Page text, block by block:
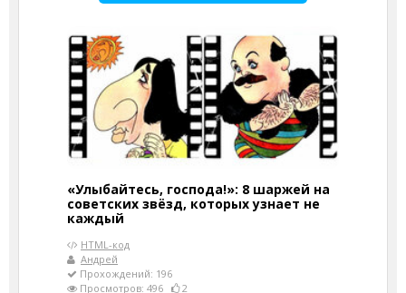
«Улыбайтесь, господа!»: 8 шаржей на
советских звёзд, которых узнает не
каждый
HTML-код
Андрей
Прохождений: 196
Просмотров: 496
2